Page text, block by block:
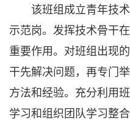
该班组成立青年技术
示范岗。发挥技术骨干
重要作用。对班组出现
干先解决问题，再专门
方法和经验。充分利用
学习和组织团队学习整